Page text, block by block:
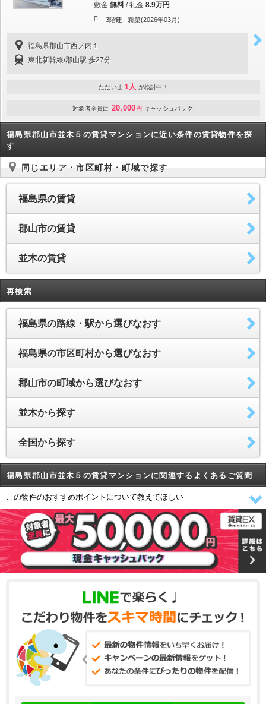
敷金 無料 /礼金 8.9万円
3階建 | 新築(2026年03月)
福島県郡山市西ノ内１
東北新幹線/郡山駅 歩27分
ただいま 1人 が検討中！
対象者全員に 20,000 円 キャッシュバック!
福島県郡山市並木５の賃貸マンションに近い条件の賃貸物件を探
す
同じエリア・市区町村・町域で探す
福島県の賃貸
郡山市の賃貸
並木の賃貸
再検索
福島県の路線・駅から選びなおす
福島県の市区町村から選びなおす
郡山市の町域から選びなおす
並木から探す
全国から探す
福島県郡山市並木５の賃貸マンションに関連するよくあるご質問
この物件のおすすめポイントについて教えてほしい